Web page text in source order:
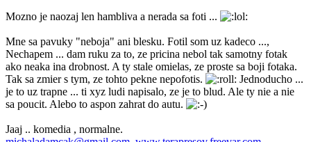
Mozno je naozaj len hambliva a nerada sa foti ...
Mne sa pavuky "neboja" ani blesku. Fotil som uz kadeco ...,
Nechapem ... dam ruku za to, ze pricina nebol tak samotny fotak
ako neaka ina drobnost. A ty stale omielas, ze proste sa boji fotaka.
Tak sa zmier s tym, ze tohto pekne nepofotis.
Jednoducho ...
je to uz trapne ... ti xyz ludi napisalo, ze je to blud. Ale ty nie a nie
sa poucit. Alebo to aspon zahrat do autu.
Jaaj .. komedia , normalne.